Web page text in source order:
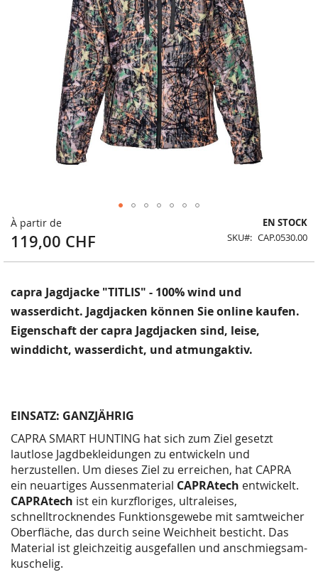
À partir de
119,00 CHF
EN STOCK
SKU
CAP.0530.00
capra Jagdjacke "TITLIS" - 100% wind und
wasserdicht. Jagdjacken können Sie online kaufen.
Eigenschaft der capra Jagdjacken sind, leise,
winddicht, wasserdicht, und atmungaktiv.
EINSATZ: GANZJÄHRIG
CAPRA SMART HUNTING hat sich zum Ziel gesetzt
lautlose Jagdbekleidungen zu entwickeln und
herzustellen. Um dieses Ziel zu erreichen, hat CAPRA
ein neuartiges Aussenmaterial CAPRAtech entwickelt.
CAPRAtech ist ein kurzfloriges, ultraleises,
schnelltrocknendes Funktionsgewebe mit samtweicher
Oberfläche, das durch seine Weichheit besticht. Das
Material ist gleichzeitig ausgefallen und anschmiegsam-
kuschelig.
Skip
to
the
beginning
images
gallery